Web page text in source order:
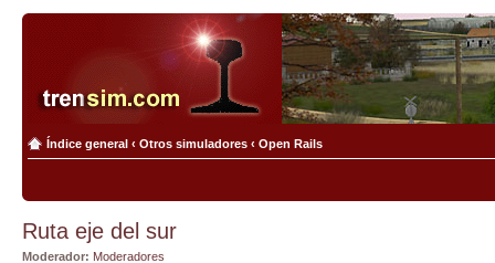
Índice general ‹ Otros simuladores ‹ Open Rails
Ruta eje del sur
Moderador: Moderadores